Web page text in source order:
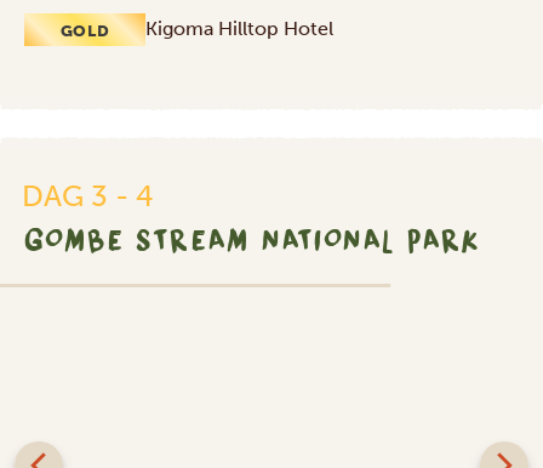
GOLD Kigoma Hilltop Hotel
DAG 3 - 4
GOMBE STREAM NATIONAL PARK